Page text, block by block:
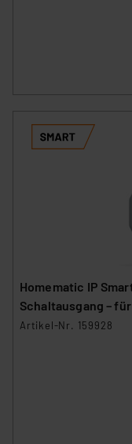
Homematic IP
Schaltausgang –
BWTH-A
Artikel-Nr. 159928